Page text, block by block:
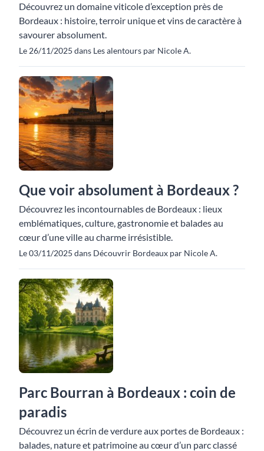
Découvrez un domaine viticole d’exception près de
Bordeaux : histoire, terroir unique et vins de caractère à
savourer absolument.
Le 26/11/2025 dans Les alentours par Nicole A.
Que voir absolument à Bordeaux ?
Découvrez les incontournables de Bordeaux : lieux
emblématiques, culture, gastronomie et balades au
cœur d’une ville au charme irrésistible.
Le 03/11/2025 dans Découvrir Bordeaux par Nicole A.
Parc Bourran à Bordeaux : coin de
paradis
Découvrez un écrin de verdure aux portes de Bordeaux :
balades, nature et patrimoine au cœur d’un parc classé